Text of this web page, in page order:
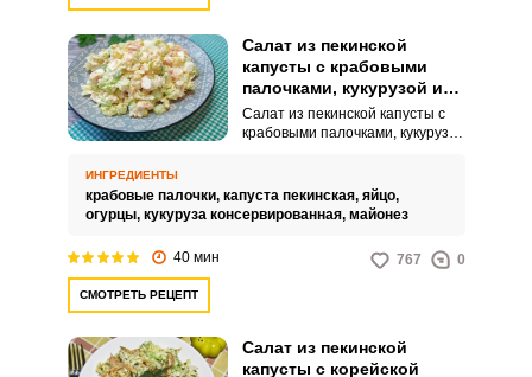
Салат из пекинской
капусты с крабовыми
палочками, кукурузой и
яйцом с майонезом
Салат из пекинской капусты с
крабовыми палочками, кукурузой
семейного ужина, так и для
праздничного стола! Блюдо
создают интересное
вы не собираетесь сразу
подавать салат к столу, то
ИНГРЕДИЕНТЫ
крабовые палочки, капуста пекинская, яйцо,
огурцы, кукуруза консервированная, майонез
40 мин 767 0
СМОТРЕТЬ РЕЦЕПТ
Салат из пекинской
капусты с корейской